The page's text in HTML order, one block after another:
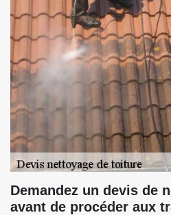
Demandez un devis de
avant de procéder aux